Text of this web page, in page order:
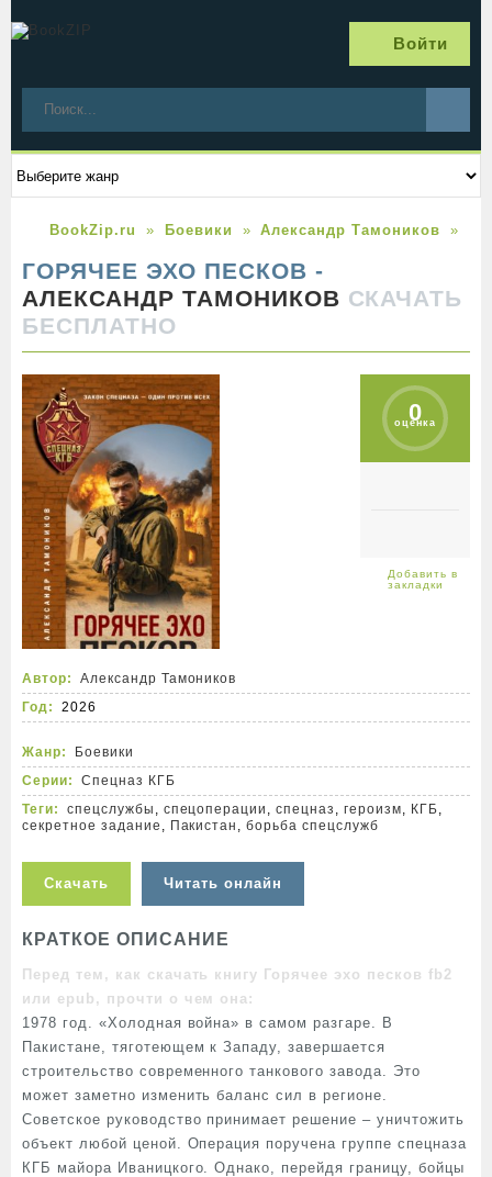
Войти
BookZip.ru Боевики Александр Тамоников
ГОРЯЧЕЕ ЭХО ПЕСКОВ -
АЛЕКСАНДР ТАМОНИКОВ СКАЧАТЬ
БЕСПЛАТНО
0
оценка
Автор:
Александр Тамоников
Год:
2026
Жанр:
Боевики
Серии:
Спецназ КГБ
Теги:
спецслужбы , спецоперации ,спецназ , героизм, КГБ,
секретное задание , Пакистан ,борьба спецслужб
Скачать Читать онлайн
КРАТКОЕ ОПИСАНИЕ
Перед тем, как скачать книгу Горячее эхо песков fb2
или epub, прочти о чем она:
1978 год. «Холодная война» в самом разгаре. В
Пакистане, тяготеющем к Западу, завершается
строительство современного танкового завода. Это
может заметно изменить баланс сил в регионе.
Советское руководство принимает решение – уничтожить
объект любой ценой. Операция поручена группе спецназа
КГБ майора Иваницкого. Однако, перейдя границу, бойцы